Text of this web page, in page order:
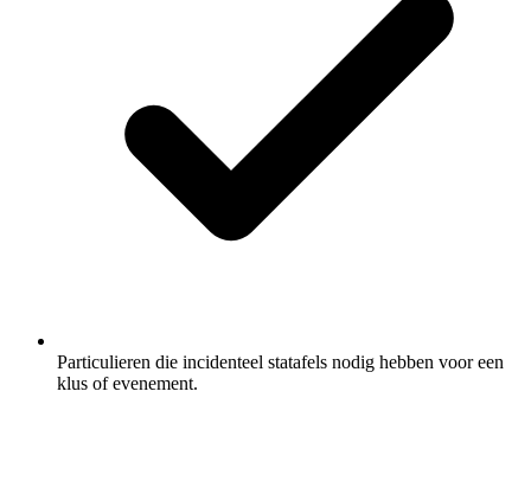
Particulieren die incidenteel statafels nodig hebben voor een
klus of evenement.